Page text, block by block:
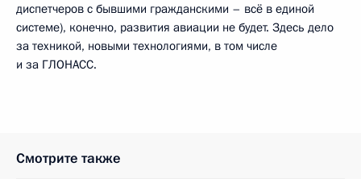
диспетчеров с бывшими гражданскими – всё в единой
системе), конечно, развития авиации не будет. Здесь дело
за техникой, новыми технологиями, в том числе
и за ГЛОНАСС.
Смотрите также